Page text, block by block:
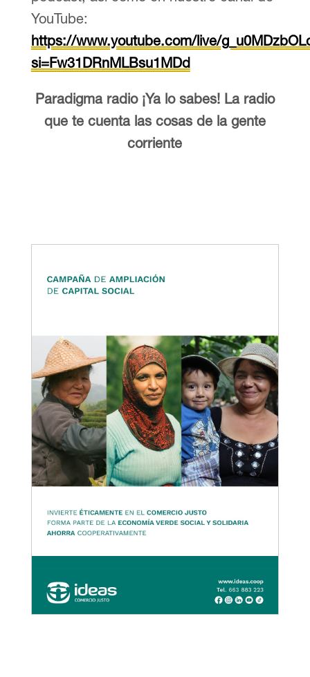
YouTube:
https://www.youtube.com/live/
si=Fw31DRnMLBsu1MDd
Paradigma radio ¡Ya lo sabes! La radio
que te cuenta las cosas de la gente
corriente